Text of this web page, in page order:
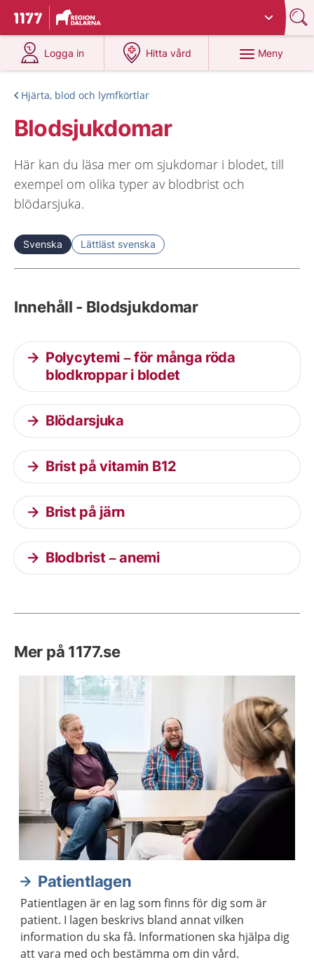
Till startsidan för 1177
Du har valt region
Logga in
på 1177.se
Hitta vård
på 1177.se
Meny
Hjärta, blod och lymfkörtlar
Blodsjukdomar
Här kan du läsa mer om sjukdomar i blodet, till
exempel om olika typer av blodbrist och
blödarsjuka.
Svenska Lättläst svenska
Innehåll - Blodsjukdomar
Polycytemi – för många röda
blodkroppar i blodet
Blödarsjuka
Brist på vitamin B12
Brist på järn
Blodbrist – anemi
Mer på 1177.se
Patientlagen
Patientlagen är en lag som finns för dig som är
patient. I lagen beskrivs bland annat vilken
information du ska få. Informationen ska hjälpa dig
att vara med och bestämma om din vård.